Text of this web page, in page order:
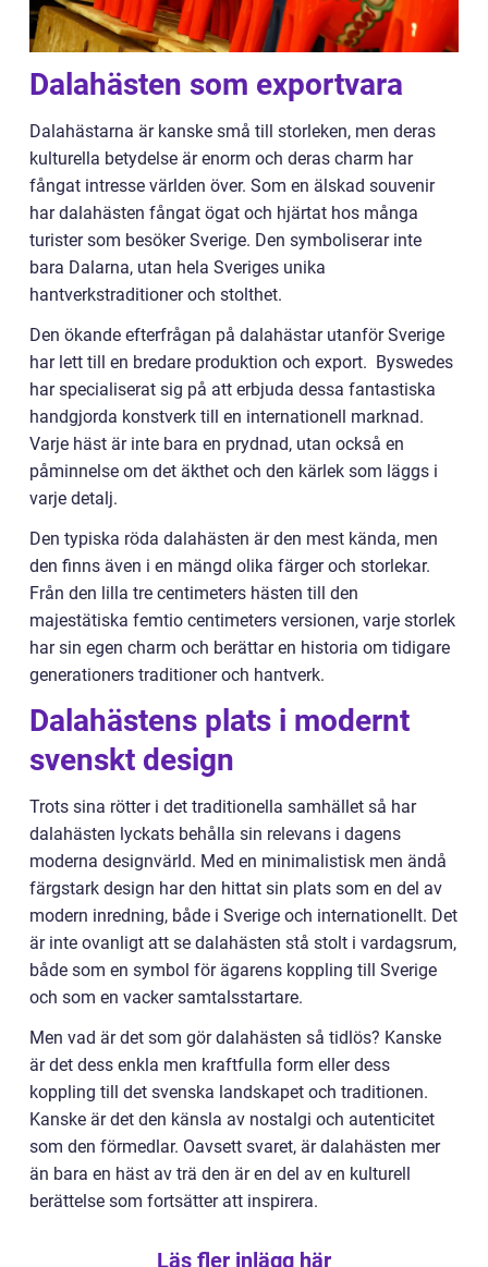
Dalahästen som exportvara
Dalahästarna är kanske små till storleken, men deras
kulturella betydelse är enorm och deras charm har
fångat intresse världen över. Som en älskad souvenir
har dalahästen fångat ögat och hjärtat hos många
turister som besöker Sverige. Den symboliserar inte
bara Dalarna, utan hela Sveriges unika
hantverkstraditioner och stolthet.
Den ökande efterfrågan på dalahästar utanför Sverige
har lett till en bredare produktion och export. Byswedes
har specialiserat sig på att erbjuda dessa fantastiska
handgjorda konstverk till en internationell marknad.
Varje häst är inte bara en prydnad, utan också en
påminnelse om det äkthet och den kärlek som läggs i
varje detalj.
Den typiska röda dalahästen är den mest kända, men
den finns även i en mängd olika färger och storlekar.
Från den lilla tre centimeters hästen till den
majestätiska femtio centimeters versionen, varje storlek
har sin egen charm och berättar en historia om tidigare
generationers traditioner och hantverk.
Dalahästens plats i modernt
svenskt design
Trots sina rötter i det traditionella samhället så har
dalahästen lyckats behålla sin relevans i dagens
moderna designvärld. Med en minimalistisk men ändå
färgstark design har den hittat sin plats som en del av
modern inredning, både i Sverige och internationellt. Det
är inte ovanligt att se dalahästen stå stolt i vardagsrum,
både som en symbol för ägarens koppling till Sverige
och som en vacker samtalsstartare.
Men vad är det som gör dalahästen så tidlös? Kanske
är det dess enkla men kraftfulla form eller dess
koppling till det svenska landskapet och traditionen.
Kanske är det den känsla av nostalgi och autenticitet
som den förmedlar. Oavsett svaret, är dalahästen mer
än bara en häst av trä den är en del av en kulturell
berättelse som fortsätter att inspirera.
Läs fler inlägg här